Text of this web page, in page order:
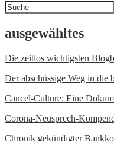
Suchen
nach
ausgewähltes
Die zeitlos wichtigsten
Der abschüssige Weg in die
Cancel-Culture: Eine
Corona-Neusprech-
Chronik gekündigter